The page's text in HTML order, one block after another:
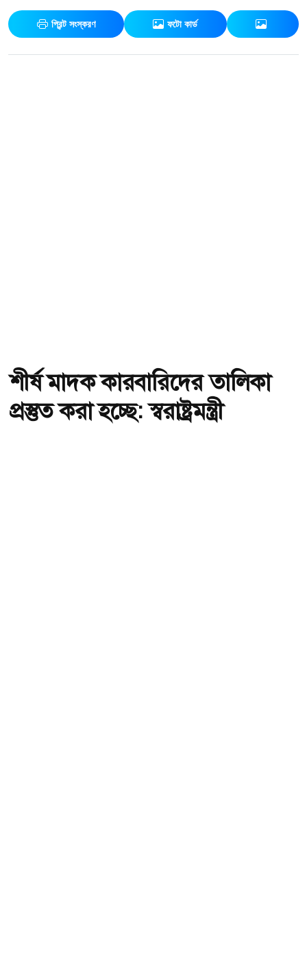
প্রিন্ট সংস্করণ ফটো কার্ড
শীর্ষ মাদক কারবারিদের তালিকা
প্রস্তুত করা হচ্ছে: স্বরাষ্ট্রমন্ত্রী